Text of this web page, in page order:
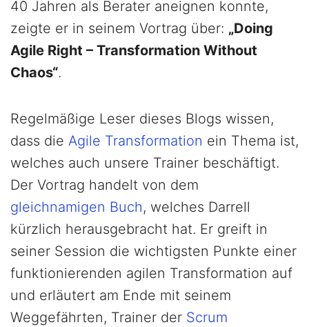
40 Jahren als Berater aneignen konnte,
zeigte er in seinem Vortrag über: „Doing
Agile Right – Transformation Without
Chaos“.
Regelmäßige Leser dieses Blogs wissen,
dass die Agile Transformation ein Thema ist,
welches auch unsere Trainer beschäftigt.
Der Vortrag handelt von dem
gleichnamigen Buch, welches Darrell
kürzlich herausgebracht hat. Er greift in
seiner Session die wichtigsten Punkte einer
funktionierenden agilen Transformation auf
und erläutert am Ende mit seinem
Weggefährten, Trainer der Scrum